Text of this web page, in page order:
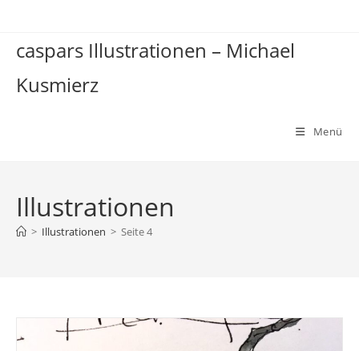
springen
caspars Illustrationen – Michael
Kusmierz
Menü
Illustrationen
> Illustrationen > Seite 4